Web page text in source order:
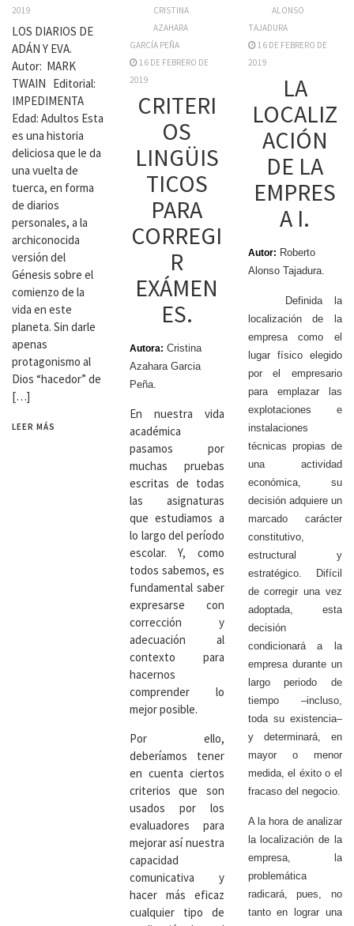
2019
LOS DIARIOS DE
ADÁN Y EVA.
Autor: MARK
TWAIN Editorial:
IMPEDIMENTA
Edad: Adultos Esta
es una historia
deliciosa que le da
una vuelta de
tuerca, en forma
de diarios
personales, a la
archiconocida
versión del
Génesis sobre el
comienzo de la
vida en este
planeta. Sin darle
apenas
protagonismo al
Dios “hacedor” de
[…]
LEER MÁS
CRISTINA
AZAHARA
GARCÍA PEÑA
16 DE FEBRERO DE
2019
CRITERI
OS
LINGÜIS
TICOS
PARA
CORREGI
R
EXÁMEN
ES.
Autora: Cristina
Azahara Garcia
Peña.
En nuestra vida
académica
pasamos por
muchas pruebas
escritas de todas
las asignaturas
que estudiamos a
lo largo del período
escolar. Y, como
todos sabemos, es
fundamental saber
expresarse con
corrección y
adecuación al
contexto para
hacernos
comprender lo
mejor posible.
Por ello,
deberíamos tener
en cuenta ciertos
criterios que son
usados por los
evaluadores para
mejorar así nuestra
capacidad
comunicativa y
hacer más eficaz
cualquier tipo de
ALONSO
TAJADURA
16 DE FEBRERO DE
2019
LA
LOCALIZ
ACIÓN
DE LA
EMPRES
A I.
Autor: Roberto
Alonso Tajadura.
Definida la
localización de la
empresa como el
lugar físico elegido
por el empresario
para emplazar las
explotaciones e
instalaciones
técnicas propias de
una actividad
económica, su
decisión adquiere un
marcado carácter
constitutivo,
estructural y
estratégico. Difícil
de corregir una vez
adoptada, esta
decisión
condicionará a la
empresa durante un
largo periodo de
tiempo –incluso,
toda su existencia–
y determinará, en
mayor o menor
medida, el éxito o el
fracaso del negocio.
A la hora de analizar
la localización de la
empresa, la
problemática
radicará, pues, no
tanto en lograr una